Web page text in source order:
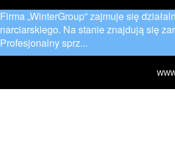
Firma „WinterGroup” zajmuje się
narciarskiego. Na stanie znajdują się
Profesjonalny sprz...